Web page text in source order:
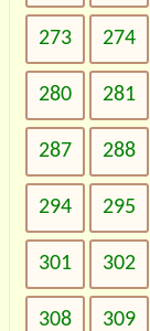
273 274
280 281
287 288
294 295
301 302
308 309